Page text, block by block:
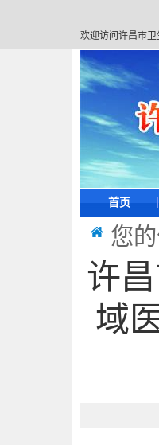
欢迎访问许昌市卫
首页
您
许
域